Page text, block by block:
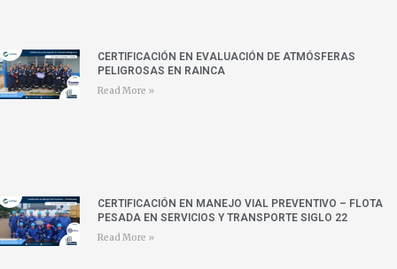
CERTIFICACIÓN EN EVALUACIÓN DE ATMÓSFERAS
PELIGROSAS EN RAINCA
Read More »
CERTIFICACIÓN EN MANEJO VIAL PREVENTIVO – FLOTA
PESADA EN SERVICIOS Y TRANSPORTE SIGLO 22
Read More »